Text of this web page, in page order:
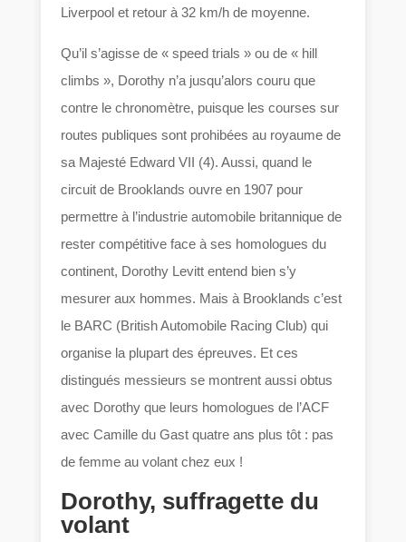
Liverpool et retour à 32 km/h de moyenne.
Qu’il s’agisse de « speed trials » ou de « hill
climbs », Dorothy n’a jusqu’alors couru que
contre le chronomètre, puisque les courses sur
routes publiques sont prohibées au royaume de
sa Majesté Edward VII (4). Aussi, quand le
circuit de Brooklands ouvre en 1907 pour
permettre à l’industrie automobile britannique de
rester compétitive face à ses homologues du
continent, Dorothy Levitt entend bien s’y
mesurer aux hommes. Mais à Brooklands c’est
le BARC (British Automobile Racing Club) qui
organise la plupart des épreuves. Et ces
distingués messieurs se montrent aussi obtus
avec Dorothy que leurs homologues de l’ACF
avec Camille du Gast quatre ans plus tôt : pas
de femme au volant chez eux !
Dorothy, suffragette du
volant